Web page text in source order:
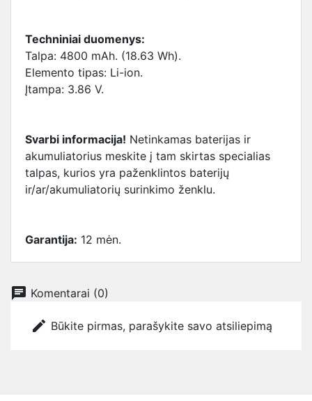
Techniniai duomenys:
Talpa: 4800 mAh. (18.63 Wh).
Elemento tipas: Li-ion.
Įtampa: 3.86 V.
Svarbi informacija! Netinkamas baterijas ir
akumuliatorius meskite į tam skirtas specialias
talpas, kurios yra paženklintos baterijų
ir/ar/akumuliatorių surinkimo ženklu.
Garantija: 12 mėn.
chat Komentarai (0)
edit Būkite pirmas, parašykite savo atsiliepimą